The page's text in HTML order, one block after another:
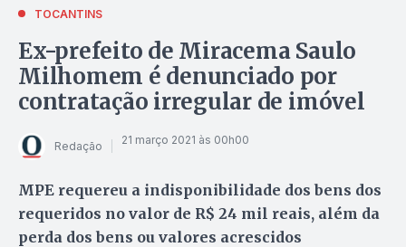
TOCANTINS
Ex-prefeito de Miracema Saulo
Milhomem é denunciado por
contratação irregular de imóvel
Redação 21 março 2021 às 00h00
MPE requereu a indisponibilidade dos bens dos
requeridos no valor de R$ 24 mil reais, além da
perda dos bens ou valores acrescidos